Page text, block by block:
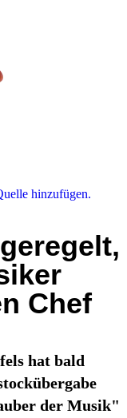
hinzufügen.
Chef
hat bald
der Musik"